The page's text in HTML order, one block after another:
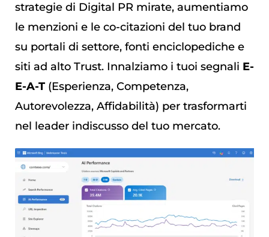
strategie di Digital PR mirate, aumentiamo
le menzioni e le co-citazioni del tuo brand
su portali di settore, fonti enciclopediche e
siti ad alto Trust. Innalziamo i tuoi segnali E-
E-A-T (Esperienza, Competenza,
Autorevolezza, Affidabilità) per trasformarti
nel leader indiscusso del tuo mercato.